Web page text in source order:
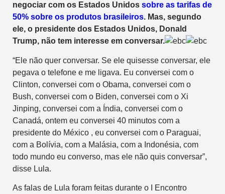
negociar com os Estados Unidos sobre as tarifas de
50% sobre os produtos brasileiros. Mas, segundo
ele, o presidente dos Estados Unidos, Donald
Trump, não tem interesse em conversar.
“Ele não quer conversar. Se ele quisesse conversar, ele
pegava o telefone e me ligava. Eu conversei com o
Clinton, conversei com o Obama, conversei com o
Bush, conversei com o Biden, conversei com o Xi
Jinping, conversei com a Índia, conversei com o
Canadá, ontem eu conversei 40 minutos com a
presidente do México , eu conversei com o Paraguai,
com a Bolívia, com a Malásia, com a Indonésia, com
todo mundo eu converso, mas ele não quis conversar”,
disse Lula.
As falas de Lula foram feitas durante o I Encontro